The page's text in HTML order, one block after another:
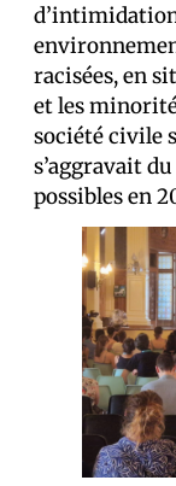
racisées, en
et les
société civile
s’aggravait
possibles en